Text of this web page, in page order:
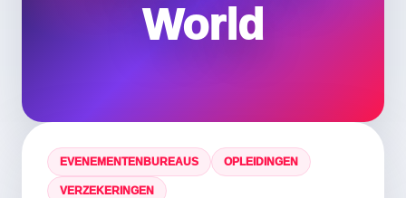
World
EVENEMENTENBUREAUS OPLEIDINGEN
VERZEKERINGEN